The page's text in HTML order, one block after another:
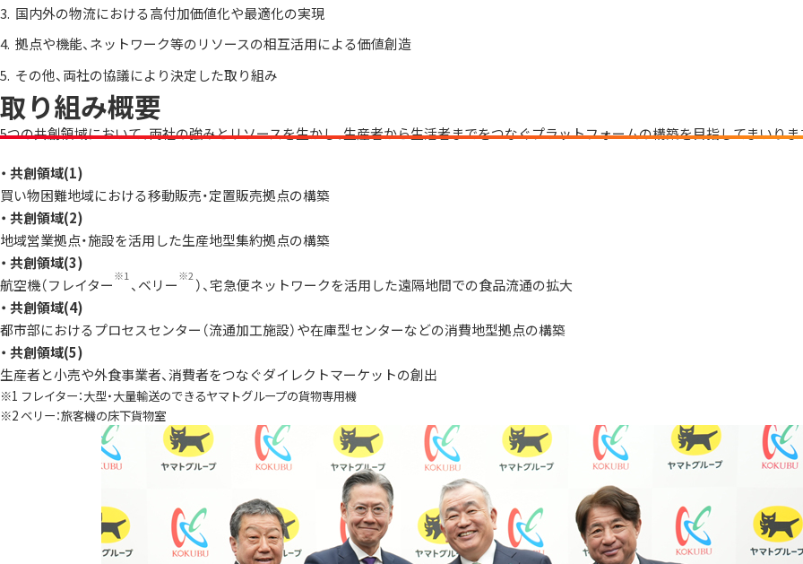
国内外の物流における高付加価値化や最適化の実現
拠点や機能、ネットワーク等のリソースの相互活用による価値創造
その他、両社の協議により決定した取り組み
取り組み概要
5つの共創領域において、両社の強みとリソースを生かし、生産者から生活者までをつなぐプラットフォームの構築を目指してまいりま
・ 共創領域(1)
買い物困難地域における移動販売・定置販売拠点の構築
・ 共創領域(2)
地域営業拠点・施設を活用した生産地型集約拠点の構築
・ 共創領域(3)
航空機（フレイター※1 、ベリー※2 ）、宅急便ネットワークを活用した遠隔地間での食品流通の拡大
・ 共創領域(4)
都市部におけるプロセスセンター（流通加工施設）や在庫型センターなどの消費地型拠点の構築
・ 共創領域(5)
生産者と小売や外食事業者、消費者をつなぐダイレクトマーケットの創出
※1 フレイター：大型・大量輸送のできるヤマトグループの貨物専用機
※2 ベリー：旅客機の床下貨物室